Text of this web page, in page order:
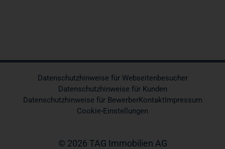
Datenschutzhinweise für Webseitenbesucher
Datenschutzhinweise für Kunden
Datenschutzhinweise für BewerberKontaktImpressum
Cookie-Einstellungen
© 2026 TAG Immobilien AG